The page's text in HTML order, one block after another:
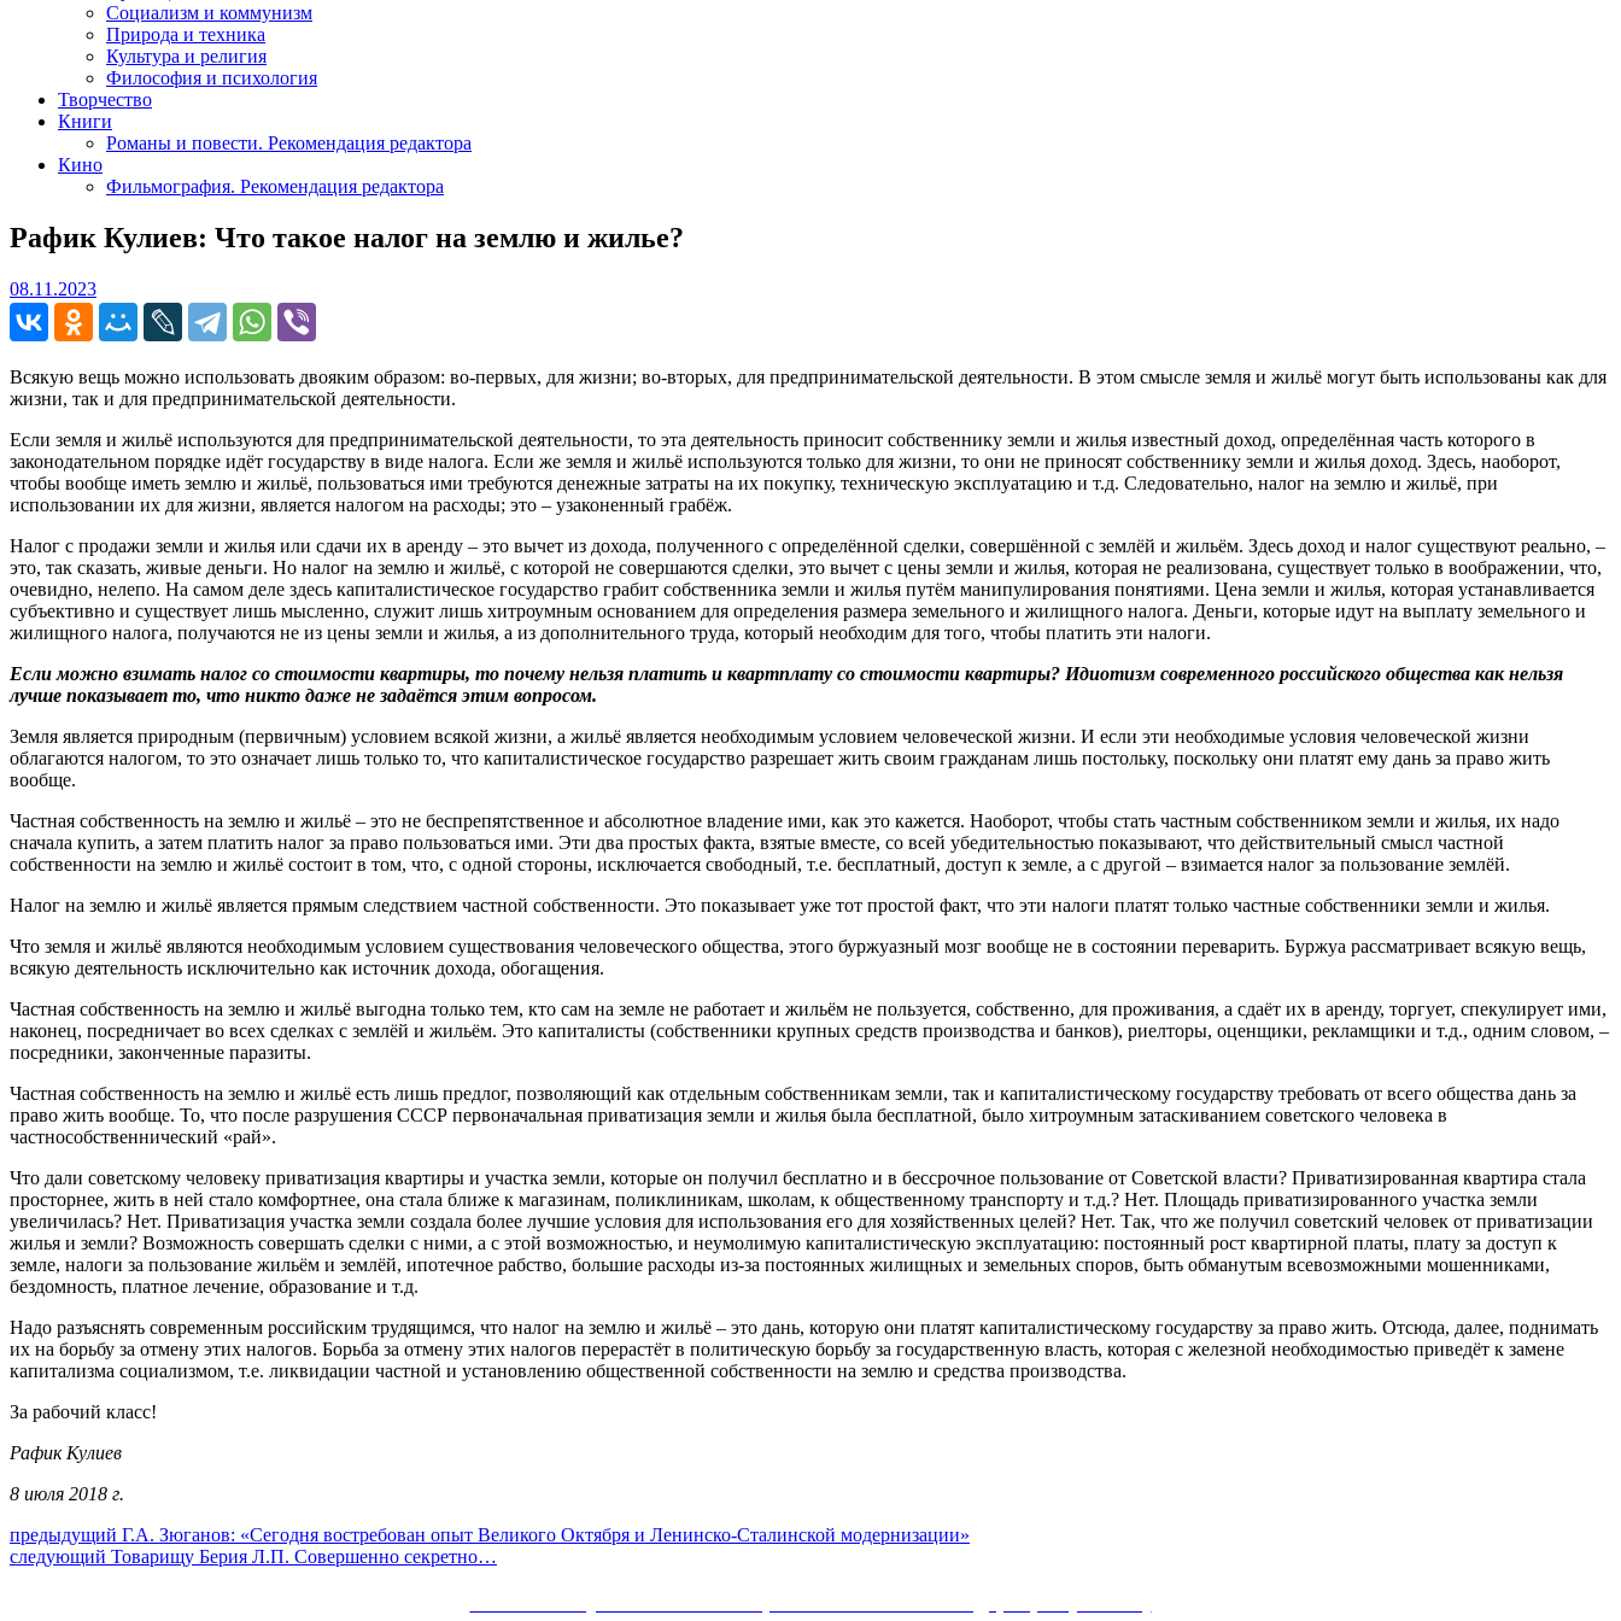
Социализм и коммунизм
Природа и техника
Культура и религия
Философия и психология
Творчество
Книги
Романы и повести. Рекомендация редактора
Кино
Фильмография. Рекомендация редактора
Рафик Кулиев: Что такое налог на землю и жилье?
08.11.202308.11.2023
Всякую вещь можно использовать двояким образом: во-первых, для жизни; во-вторых, для предпринимательской деятельности. В этом смысле земля и жильё могут быть использованы как для
жизни, так и для предпринимательской деятельности.
Если земля и жильё используются для предпринимательской деятельности, то эта деятельность приносит собственнику земли и жилья известный доход, определённая часть которого в
законодательном порядке идёт государству в виде налога. Если же земля и жильё используются только для жизни, то они не приносят собственнику земли и жилья доход. Здесь, наоборот,
чтобы вообще иметь землю и жильё, пользоваться ими требуются денежные затраты на их покупку, техническую эксплуатацию и т.д. Следовательно, налог на землю и жильё, при
использовании их для жизни, является налогом на расходы; это – узаконенный грабёж.
Налог с продажи земли и жилья или сдачи их в аренду – это вычет из дохода, полученного с определённой сделки, совершённой с землёй и жильём. Здесь доход и налог существуют реально, –
это, так сказать, живые деньги. Но налог на землю и жильё, с которой не совершаются сделки, это вычет с цены земли и жилья, которая не реализована, существует только в воображении, что,
очевидно, нелепо. На самом деле здесь капиталистическое государство грабит собственника земли и жилья путём манипулирования понятиями. Цена земли и жилья, которая устанавливается
субъективно и существует лишь мысленно, служит лишь хитроумным основанием для определения размера земельного и жилищного налога. Деньги, которые идут на выплату земельного и
жилищного налога, получаются не из цены земли и жилья, а из дополнительного труда, который необходим для того, чтобы платить эти налоги.
Если можно взимать налог со стоимости квартиры, то почему нельзя платить и квартплату со стоимости квартиры? Идиотизм современного российского общества как нельзя
лучше показывает то, что никто даже не задаётся этим вопросом.
Земля является природным (первичным) условием всякой жизни, а жильё является необходимым условием человеческой жизни. И если эти необходимые условия человеческой жизни
облагаются налогом, то это означает лишь только то, что капиталистическое государство разрешает жить своим гражданам лишь постольку, поскольку они платят ему дань за право жить
вообще.
Частная собственность на землю и жильё – это не беспрепятственное и абсолютное владение ими, как это кажется. Наоборот, чтобы стать частным собственником земли и жилья, их надо
сначала купить, а затем платить налог за право пользоваться ими. Эти два простых факта, взятые вместе, со всей убедительностью показывают, что действительный смысл частной
собственности на землю и жильё состоит в том, что, с одной стороны, исключается свободный, т.е. бесплатный, доступ к земле, а с другой – взимается налог за пользование землёй.
Налог на землю и жильё является прямым следствием частной собственности. Это показывает уже тот простой факт, что эти налоги платят только частные собственники земли и жилья.
Что земля и жильё являются необходимым условием существования человеческого общества, этого буржуазный мозг вообще не в состоянии переварить. Буржуа рассматривает всякую вещь,
всякую деятельность исключительно как источник дохода, обогащения.
Частная собственность на землю и жильё выгодна только тем, кто сам на земле не работает и жильём не пользуется, собственно, для проживания, а сдаёт их в аренду, торгует, спекулирует ими,
наконец, посредничает во всех сделках с землёй и жильём. Это капиталисты (собственники крупных средств производства и банков), риелторы, оценщики, рекламщики и т.д., одним словом, –
посредники, законченные паразиты.
Частная собственность на землю и жильё есть лишь предлог, позволяющий как отдельным собственникам земли, так и капиталистическому государству требовать от всего общества дань за
право жить вообще. То, что после разрушения СССР первоначальная приватизация земли и жилья была бесплатной, было хитроумным затаскиванием советского человека в
частнособственнический «рай».
Что дали советскому человеку приватизация квартиры и участка земли, которые он получил бесплатно и в бессрочное пользование от Советской власти? Приватизированная квартира стала
просторнее, жить в ней стало комфортнее, она стала ближе к магазинам, поликлиникам, школам, к общественному транспорту и т.д.? Нет. Площадь приватизированного участка земли
увеличилась? Нет. Приватизация участка земли создала более лучшие условия для использования его для хозяйственных целей? Нет. Так, что же получил советский человек от приватизации
жилья и земли? Возможность совершать сделки с ними, а с этой возможностью, и неумолимую капиталистическую эксплуатацию: постоянный рост квартирной платы, плату за доступ к
земле, налоги за пользование жильём и землёй, ипотечное рабство, большие расходы из-за постоянных жилищных и земельных споров, быть обманутым всевозможными мошенниками,
бездомность, платное лечение, образование и т.д.
Надо разъяснять современным российским трудящимся, что налог на землю и жильё – это дань, которую они платят капиталистическому государству за право жить. Отсюда, далее, поднимать
их на борьбу за отмену этих налогов. Борьба за отмену этих налогов перерастёт в политическую борьбу за государственную власть, которая с железной необходимостью приведёт к замене
капитализма социализмом, т.е. ликвидации частной и установлению общественной собственности на землю и средства производства.
За рабочий класс!
Рафик Кулиев
8 июля 2018 г.
Навигация
по
предыдущий Предыдущий
пост:
Г.А. Зюганов: «Сегодня востребован опыт Великого Октября и Ленинско-Сталинской модернизации»
следующий Следующее
Товарищу Берия Л.П. Совершенно секретно…